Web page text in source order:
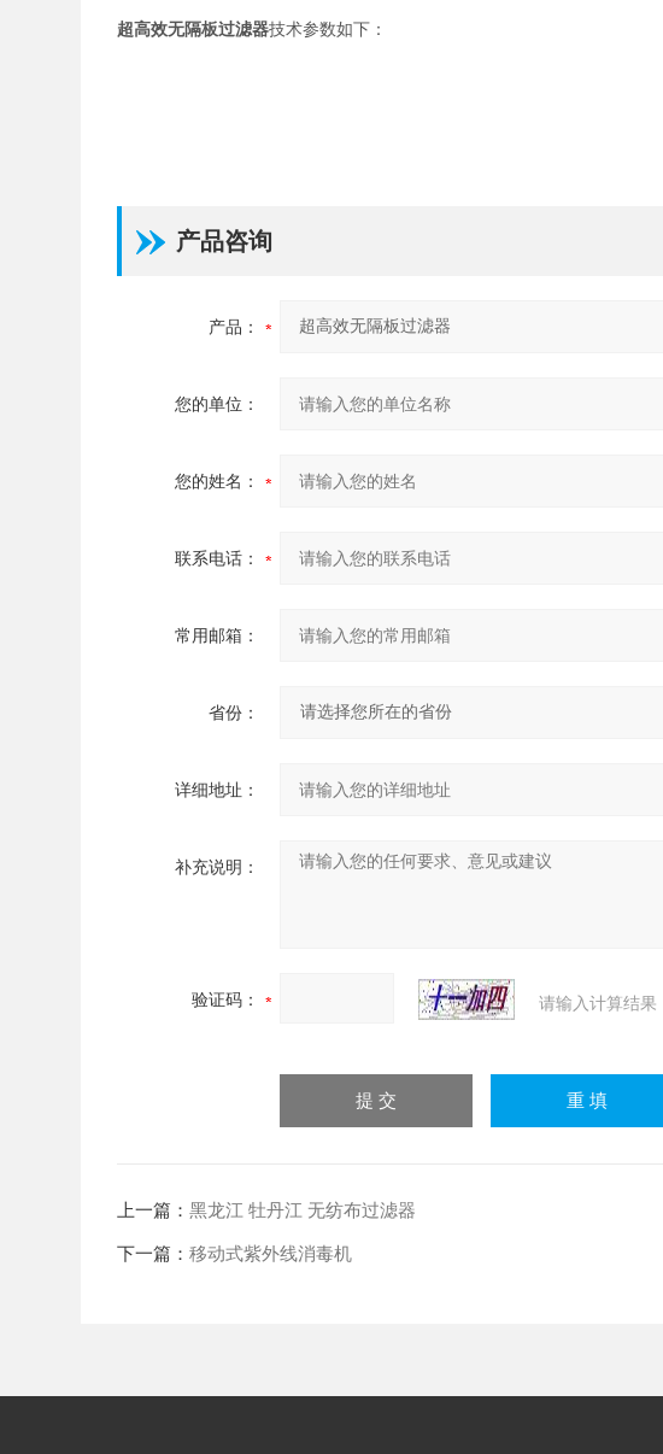
超高效无隔板过滤器技术参数如下：
产品咨询
产品：
您的单位：
您的姓名：
联系电话：
常用邮箱：
省份：
详细地址：
补充说明：
验证码： 请输入计算结果
上一篇：黑龙江 牡丹江 无纺布过滤器
下一篇：移动式紫外线消毒机